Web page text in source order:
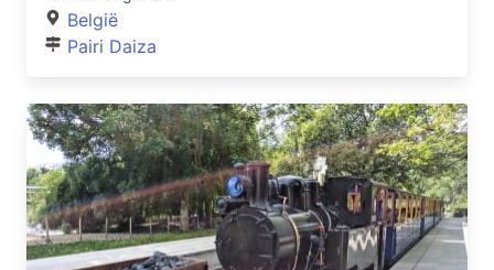
België
Pairi Daiza